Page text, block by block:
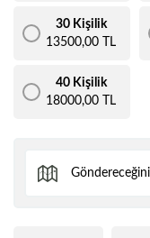
30 Kişilik
13500,00 TL
40 Kişilik
18000,00 TL